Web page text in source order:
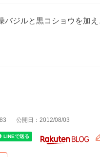
バジルと黒コショウを加え
公開日：2012/08/03